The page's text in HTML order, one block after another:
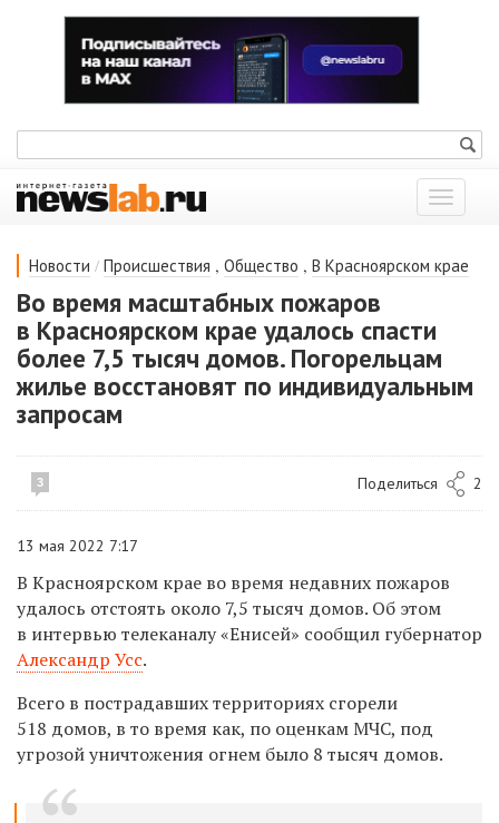
Показать
меню
Новости / Происшествия , Общество , В Красноярском крае
Во время масштабных пожаров
в Красноярском крае удалось спасти
более 7,5 тысяч домов. Погорельцам
жилье восстановят по индивидуальным
запросам
3 Поделиться 2
13 мая 2022 7:17
В Красноярском крае во время недавних пожаров
удалось отстоять около 7,5 тысяч домов. Об этом
в интервью телеканалу «Енисей» сообщил губернатор
Александр Усс.
Всего в пострадавших территориях сгорели
518 домов, в то время как, по оценкам МЧС, под
угрозой уничтожения огнем было 8 тысяч домов.